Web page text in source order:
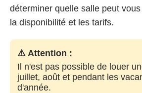
déterminer quelle salle peut
la disponibilité et les tarifs.
⚠️ Attention :
Il n'est pas possible de louer
juillet, août et pendant les
d'année.